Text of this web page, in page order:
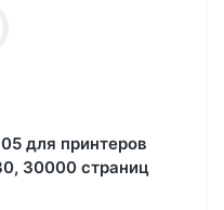
для принтеров
30000 страниц